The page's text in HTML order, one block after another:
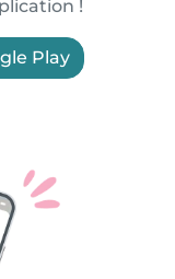
!
Play